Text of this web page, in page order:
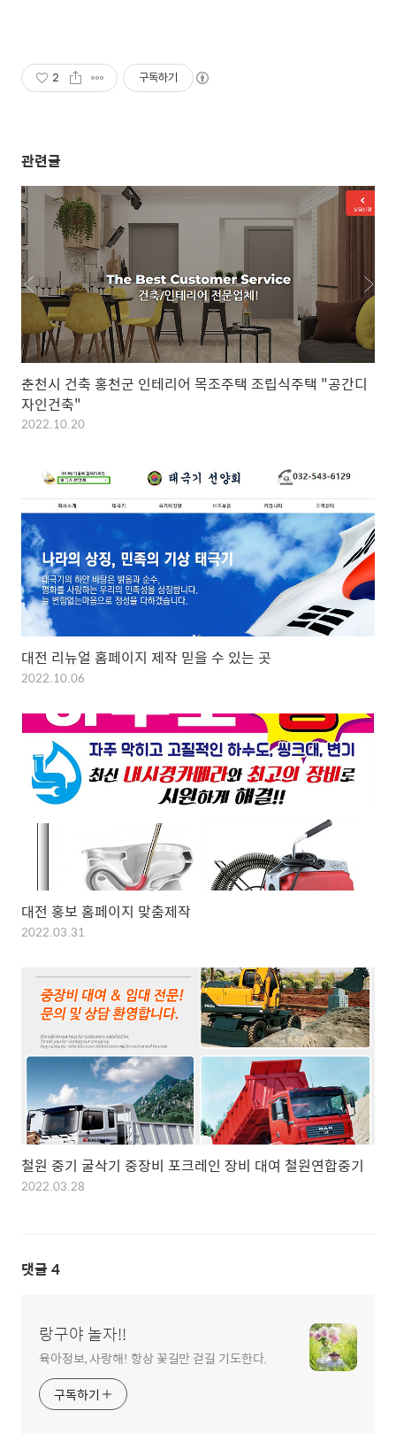
2 구독하기
관련글
춘천시 건축 홍천군 인테리어 목조주택 조립식주택 "공간디
자인건축"
2022.10.20
대전 리뉴얼 홈페이지 제작 믿을 수 있는 곳
2022.10.06
대전 홍보 홈페이지 맞춤제작
2022.03.31
철원 중기 굴삭기 중장비 포크레인 장비 대여 철원연합중기
2022.03.28
댓글 4
랑구야 놀자!!
육아정보, 사랑해! 항상 꽃길만 걷길 기도한다.
구독하기